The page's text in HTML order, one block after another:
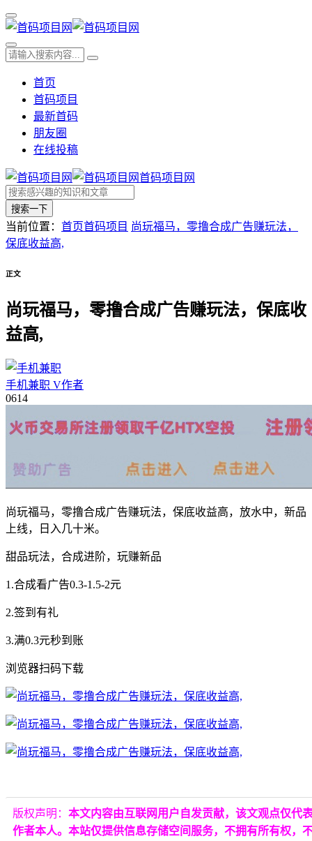
首页
首码项目
最新首码
朋友圈
在线投稿
首码项目网
搜索一下
当前位置： 首页首码项目 尚玩福马，零撸合成广告赚玩法，
保底收益高,
正文
尚玩福马，零撸合成广告赚玩法，保底收
益高,
手机兼职 V作者
0614
尚玩福马，零撸合成广告赚玩法，保底收益高，放水中，新品
上线，日入几十米。
甜品玩法，合成进阶，玩赚新品
1.合成看广告0.3-1.5-2元
2.签到有礼
3.满0.3元秒到账
浏览器扫码下载
版权声明： 本文内容由互联网用户自发贡献，该文观点仅代
作者本人。本站仅提供信息存储空间服务，不拥有所有权，